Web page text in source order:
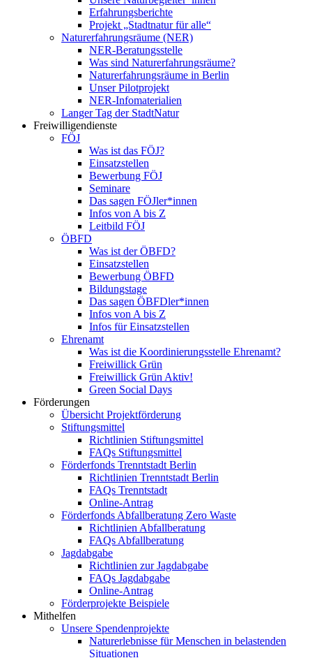
Erfahrungsberichte
Projekt „Stadtnatur für alle“
Naturerfahrungsräume (NER)
NER-Beratungsstelle
Was sind Naturerfahrungsräume?
Naturerfahrungsräume in Berlin
Unser Pilotprojekt
NER-Infomaterialien
Langer Tag der StadtNatur
Freiwilligendienste
FÖJ
Was ist das FÖJ?
Einsatzstellen
Bewerbung FÖJ
Seminare
Das sagen FÖJler*innen
Infos von A bis Z
Leitbild FÖJ
ÖBFD
Was ist der ÖBFD?
Einsatzstellen
Bewerbung ÖBFD
Bildungstage
Das sagen ÖBFDler*innen
Infos von A bis Z
Infos für Einsatzstellen
Ehrenamt
Was ist die Koordinierungsstelle Ehrenamt?
Freiwillick Grün
Freiwillick Grün Aktiv!
Green Social Days
Förderungen
Übersicht Projektförderung
Stiftungsmittel
Richtlinien Stiftungsmittel
FAQs Stiftungsmittel
Förderfonds Trenntstadt Berlin
Richtlinien Trenntstadt Berlin
FAQs Trenntstadt
Online-Antrag
Förderfonds Abfallberatung Zero Waste
Richtlinien Abfallberatung
FAQs Abfallberatung
Jagdabgabe
Richtlinien zur Jagdabgabe
FAQs Jagdabgabe
Online-Antrag
Förderprojekte Beispiele
Mithelfen
Unsere Spendenprojekte
Naturerlebnisse für Menschen in belastenden
Situationen